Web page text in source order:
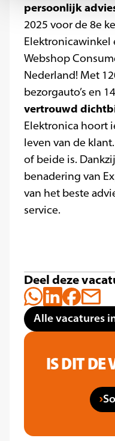
persoonlijk
2025 voor de 8e
Elektronicawinkel
Webshop
Nederland! Met
bezorgauto’s en
vertrouwd
Elektronica hoort
leven van de
of beide is.
benadering van
van het beste
service.
Deel deze
Alle vacatures
IS DIT DE